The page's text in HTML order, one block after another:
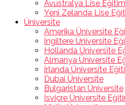
Avustralya Lise
Yeni Zelanda Lise
Üniversite
Amerika Üniversite
İngiltere Üniversite
Hollanda Üniversite
Almanya Üniversite
İrlanda Üniversite
Dubai Üniversite
Bulgaristan Üniversite
İsviçre Üniversite